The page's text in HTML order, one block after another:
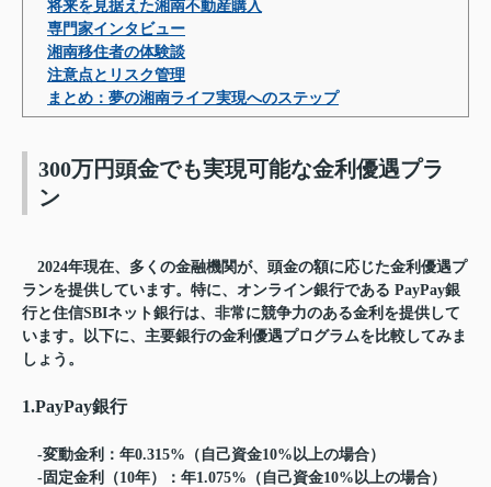
将来を見据えた湘南不動産購入
専門家インタビュー
湘南移住者の体験談
注意点とリスク管理
まとめ：夢の湘南ライフ実現へのステップ
300万円頭金でも実現可能な金利優遇プラ
ン
2024年現在、多くの金融機関が、頭金の額に応じた金利優遇プ
ランを提供しています。特に、オンライン銀行である PayPay銀
行と住信SBIネット銀行は、非常に競争力のある金利を提供して
います。以下に、主要銀行の金利優遇プログラムを比較してみま
しょう。
1.PayPay銀行
-変動金利：年0.315%（自己資金10%以上の場合）
-固定金利（10年）：年1.075%（自己資金10%以上の場合）